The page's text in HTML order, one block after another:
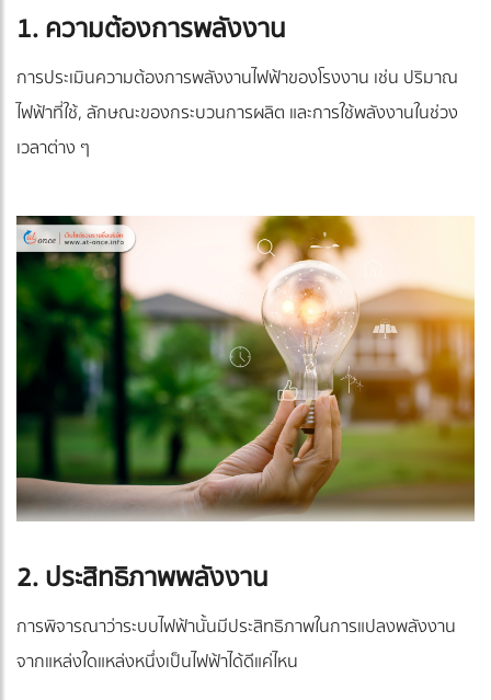
1. ความต้องการพลังงาน
การประเมินความต้องการพลังงานไฟฟ้าของโรงงาน เช่น ปริมาณ
ไฟฟ้าที่ใช้, ลักษณะของกระบวนการผลิต และการใช้พลังงานในช่วง
เวลาต่าง ๆ
2. ประสิทธิภาพพลังงาน
การพิจารณาว่าระบบไฟฟ้านั้นมีประสิทธิภาพในการแปลงพลังงาน
จากแหล่งใดแหล่งหนึ่งเป็นไฟฟ้าได้ดีแค่ไหน